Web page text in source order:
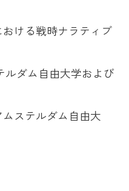
ける戦時ナラティブ
ルダム自由大学および
ステルダム自由大